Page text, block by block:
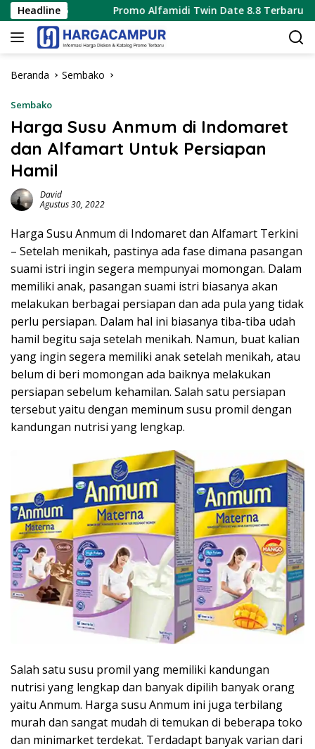
Langsung
ke
konten
Headline Promo Alfamidi Twin Date 8.8 Terbaru 8 Agustus
Beranda Sembako
Sembako
Harga Susu Anmum di Indomaret
dan Alfamart Untuk Persiapan
Hamil
David
Agustus 30, 2022
Harga Susu Anmum di Indomaret dan Alfamart Terkini
– Setelah menikah, pastinya ada fase dimana pasangan
suami istri ingin segera mempunyai momongan. Dalam
memiliki anak, pasangan suami istri biasanya akan
melakukan berbagai persiapan dan ada pula yang tidak
perlu persiapan. Dalam hal ini biasanya tiba-tiba udah
hamil begitu saja setelah menikah. Namun, buat kalian
yang ingin segera memiliki anak setelah menikah, atau
belum di beri momongan ada baiknya melakukan
persiapan sebelum kehamilan. Salah satu persiapan
tersebut yaitu dengan meminum susu promil dengan
kandungan nutrisi yang lengkap.
Salah satu susu promil yang memiliki kandungan
nutrisi yang lengkap dan banyak dipilih banyak orang
yaitu Anmum. Harga susu Anmum ini juga terbilang
murah dan sangat mudah di temukan di beberapa toko
dan minimarket terdekat. Terdadapt banyak varian dari